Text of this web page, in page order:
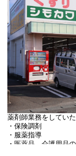
薬剤師業務をしていた
・保険調剤
・服薬指導
・医薬品、介護用品